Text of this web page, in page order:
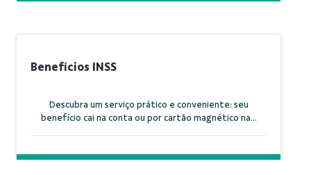
Benefícios INSS
Descubra um serviço prático e conveniente: seu
benefício cai na conta ou por cartão magnético na...